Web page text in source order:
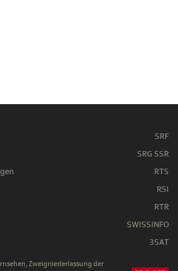
SRF
SRG SSR
RTS
RSI
RTR
SWISSINFO
3SAT
Zweigniederlassung der